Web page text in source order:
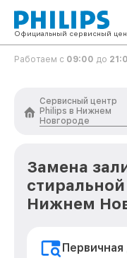
Официальный сервисный
Работаем с 09:00 до
Сервисный центр
Philips в Нижнем
Новгороде
Замена
Нижнем
Первичная